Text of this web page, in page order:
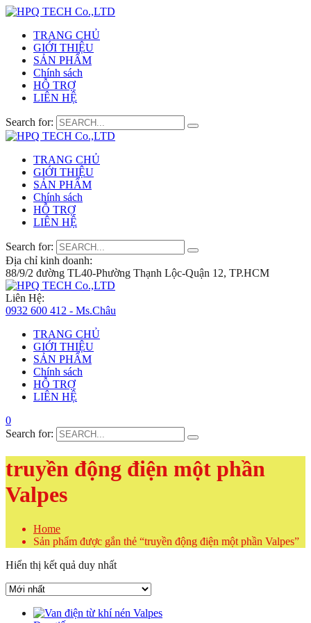
TRANG CHỦ
GIỚI THIỆU
SẢN PHẨM
Chính sách
HỖ TRỢ
LIÊN HỆ
Search for:
TRANG CHỦ
GIỚI THIỆU
SẢN PHẨM
Chính sách
HỖ TRỢ
LIÊN HỆ
Search for:
Địa chỉ kinh doanh:
88/9/2 đường TL40-Phường Thạnh Lộc-Quận 12, TP.HCM
Liên Hệ:
0932 600 412 - Ms.Châu
TRANG CHỦ
GIỚI THIỆU
SẢN PHẨM
Chính sách
HỖ TRỢ
LIÊN HỆ
0
Search for:
truyền động điện một phần
Valpes
Home
Sản phẩm được gắn thẻ “truyền động điện một phần Valpes”
Hiển thị kết quả duy nhất